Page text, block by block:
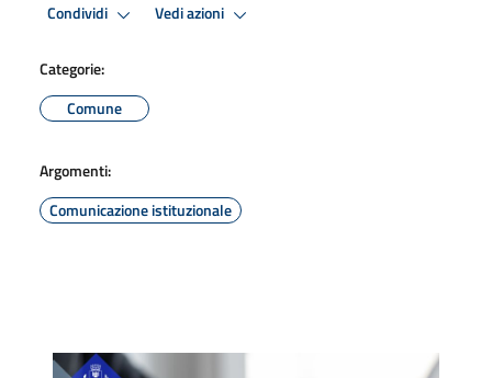
Condividi Vedi azioni
Categorie:
Comune
Argomenti:
Comunicazione istituzionale